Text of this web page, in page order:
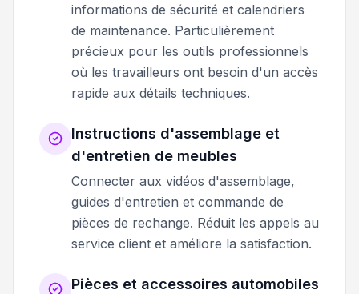
informations de sécurité et calendriers
de maintenance. Particulièrement
précieux pour les outils professionnels
où les travailleurs ont besoin d'un accès
rapide aux détails techniques.
Instructions d'assemblage et
d'entretien de meubles
Connecter aux vidéos d'assemblage,
guides d'entretien et commande de
pièces de rechange. Réduit les appels au
service client et améliore la satisfaction.
Pièces et accessoires automobiles